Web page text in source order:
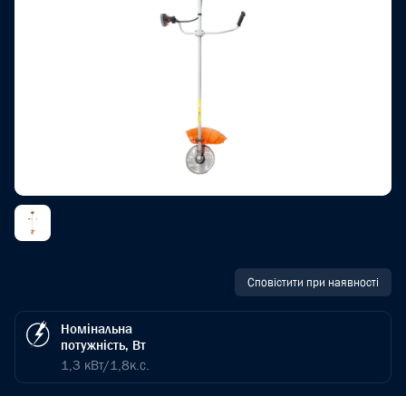
Сповістити при наявності
Номінальна
потужність, Вт
1,3 кВт/1,8к.с.